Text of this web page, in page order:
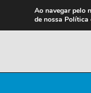
Ao navegar pelo
de nossa Política